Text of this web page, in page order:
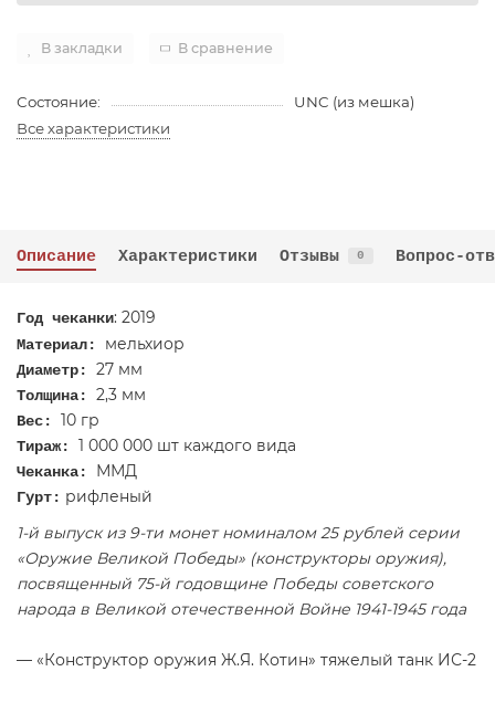
В закладки В сравнение
Состояние:
UNC (из мешка)
Все характеристики
Описание Характеристики Отзывы 0 Вопрос-
Год чеканки: 2019
Материал: мельхиор
Диаметр: 27 мм
Толщина: 2,3 мм
Вес: 10 гр
Тираж: 1 000 000 шт каждого вида
Чеканка: ММД
Гурт: рифленый
1-й выпуск из 9-ти монет номиналом 25 рублей серии
«Оружие Великой Победы» (конструкторы оружия),
посвященный 75-й годовщине Победы советского
народа в Великой отечественной Войне 1941-1945 года
— «Конструктор оружия Ж.Я. Котин» тяжелый танк ИС-2